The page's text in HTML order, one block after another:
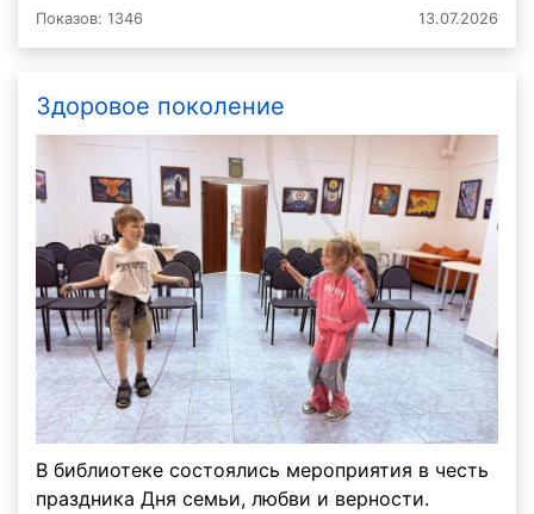
Показов: 1346 13.07.2026
Здоровое поколение
В библиотеке состоялись мероприятия в честь
праздника Дня семьи, любви и верности.